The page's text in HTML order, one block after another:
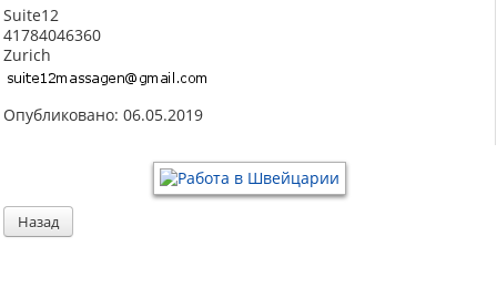
Suite12
41784046360
Zurich
Опубликовано: 06.05.2019
Назад